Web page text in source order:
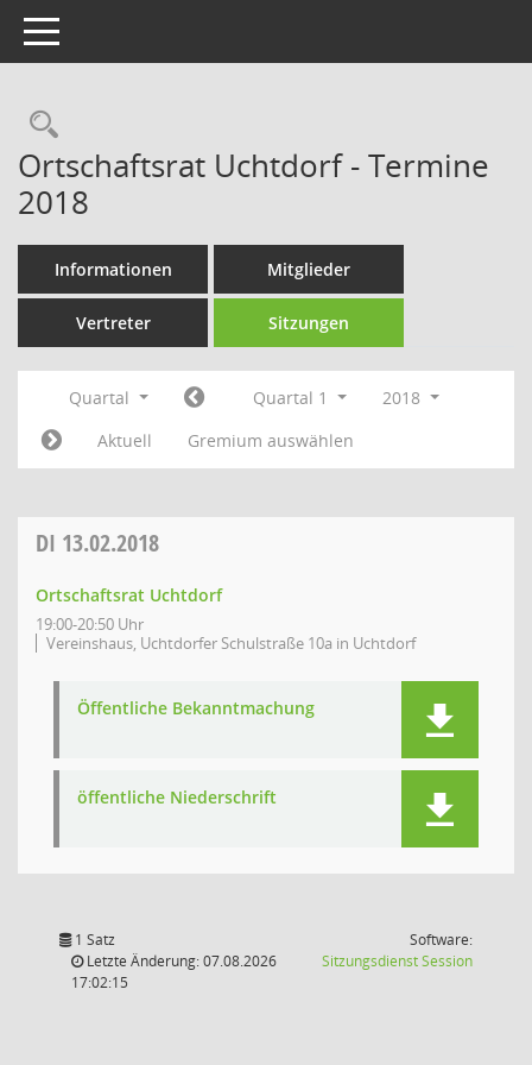
Toggle navigation
Rechercheauswahl
Ortschaftsrat Uchtdorf - Termine
2018
Informationen Mitglieder
Vertreter Sitzungen
Quartal Quartal 1
2018
Aktuell
Gremium auswählen
DI 13.02.2018
Ortschaftsrat Uchtdorf
19:00-20:50 Uhr
Vereinshaus, Uchtdorfer Schulstraße 10a in Uchtdorf
Öffentliche Bekanntmachung
öffentliche Niederschrift
1 Satz
Letzte Änderung: 07.08.2026
17:02:15
Software:
SitzungsdienstSession(Wird in